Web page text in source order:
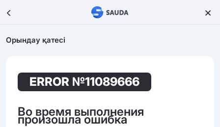
Орындау қатесі
ERROR №11089666
Во время выполнения
произошла ошибка